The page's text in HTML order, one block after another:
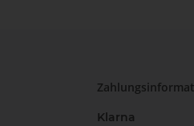
Klarna